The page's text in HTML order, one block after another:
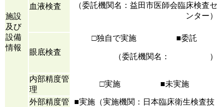
施設
及び
設備
情報
血液検査
（委託機関名：益田市医師会臨床検査セ
ンター）
眼底検査
□独自で実施 ■委託
（委託機関名： ）
内部精度管
理
□実施 ■未実施
外部精度管
■実施（実施機関：日本臨床衛生検査技